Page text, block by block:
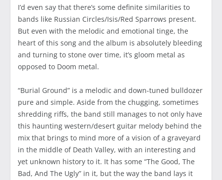
I’d even say that there’s some definite similarities to
bands like Russian Circles/Isis/Red Sparrows present.
But even with the melodic and emotional tinge, the
heart of this song and the album is absolutely bleeding
and turning to stone over time, it’s gloom metal as
opposed to Doom metal.
“Burial Ground” is a melodic and down-tuned bulldozer
pure and simple. Aside from the chugging, sometimes
shredding riffs, the band still manages to not only have
this haunting western/desert guitar melody behind the
mix that brings to mind more of a vision of a graveyard
in the middle of Death Valley, with an interesting and
yet unknown history to it. It has some “The Good, The
Bad, And The Ugly” in it, but the way the band lays it